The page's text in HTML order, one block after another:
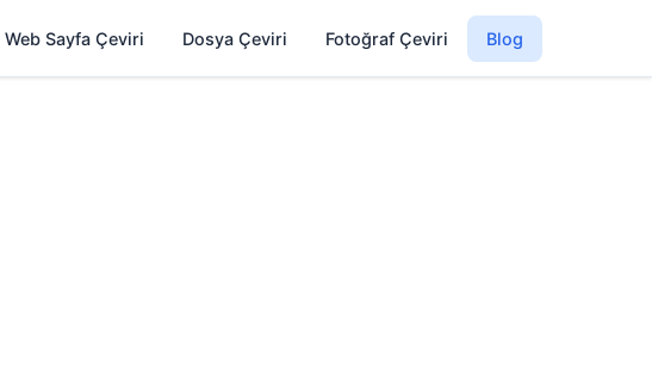
Web Sayfa Çeviri Dosya Çeviri Fotoğraf Çeviri Blog